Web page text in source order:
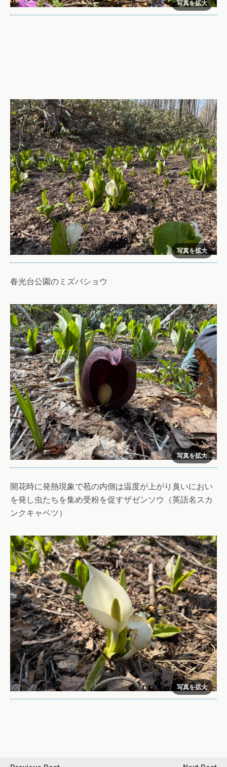
春光台公園のミズバショウ
開花時に発熱現象で苞の内側は温度が上がり臭いにおい
を発し虫たちを集め受粉を促すザゼンソウ（英語名スカ
ンクキャベツ）